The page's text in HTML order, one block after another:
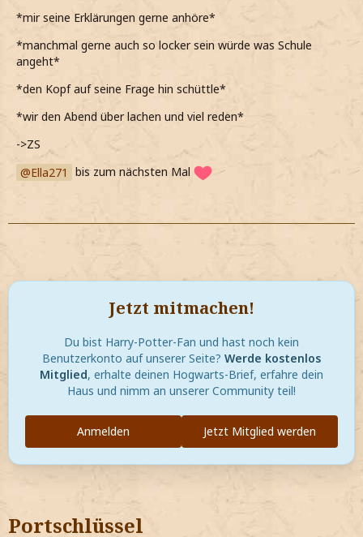
*mir seine Erklärungen gerne anhöre*
*manchmal gerne auch so locker sein würde was Schule
angeht*
*den Kopf auf seine Frage hin schüttle*
*wir den Abend über lachen und viel reden*
->ZS
Ella271
bis zum nächsten Mal
Jetzt mitmachen!
Du bist Harry-Potter-Fan und hast noch kein
Benutzerkonto auf unserer Seite? Werde kostenlos
Mitglied, erhalte deinen Hogwarts-Brief, erfahre dein
Haus und nimm an unserer Community teil!
Jetzt Mitglied werden
Anmelden
Portschlüssel